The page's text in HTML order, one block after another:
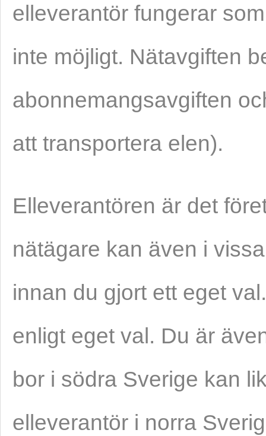
elleverantör fungerar
inte möjligt. Nätavgiften
abonnemangsavgiften
att transportera elen).
Elleverantören är det
nätägare kan även i
innan du gjort ett eget
enligt eget val. Du är
bor i södra Sverige kan
elleverantör i norra